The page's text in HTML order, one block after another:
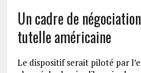
Un cadre de
tutelle américaine
Le dispositif serait piloté par